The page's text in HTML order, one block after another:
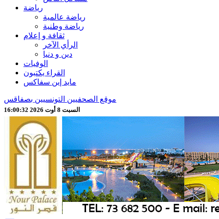
رياضة
رياضة عالمية
رياضة وطنية
ثقافة و إعلام
الرأي الآخر
دين و دنيا
الوفيات
القراء يكتبون
مايد إين سفاكس
موقع الصحفيين التونسيين بصفاقس
السبت 8 أوت 2026 16:00:34